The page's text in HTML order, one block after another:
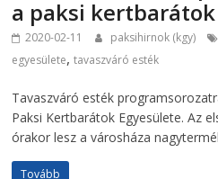
a paksi kertbarátok
2020-02-11 paksihirnok (kgy)
egyesülete,tavaszváró esték
Tavaszváró esték
Paksi Kertbarátok Egyesülete. Az
órakor lesz a városháza
Tovább